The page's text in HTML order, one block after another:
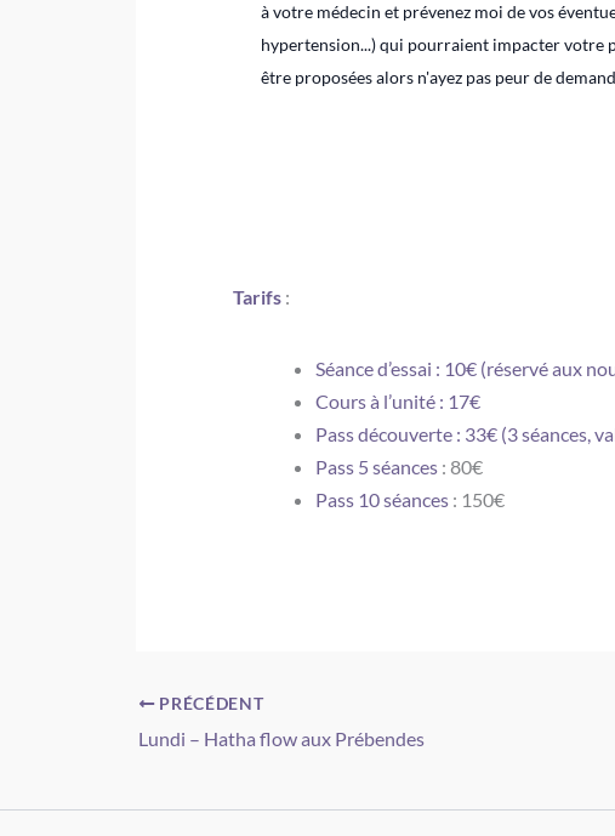
à votre médecin et prévenez moi de vos
hypertension...) qui pourraient impacter votre
être proposées alors n'ayez pas peur de
Tarifs :
Séance d’essai : 10€ (réservé aux
Cours à l’unité : 17€
Pass découverte : 33€ (3 séances,
Pass 5 séances : 80€
Pass 10 séances : 150€
PRÉCÉDENT
Lundi – Hatha flow aux Prébendes